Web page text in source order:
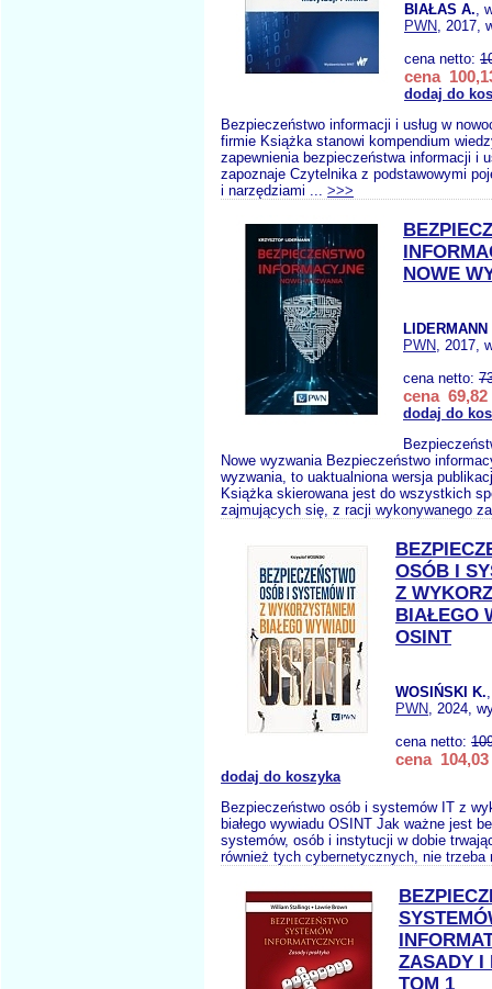
BIAŁAS A.,
PWN, 2017,
cena netto:
cena
dodaj do
Bezpieczeństwo informacji i usług w
firmie Książka stanowi kompendium
zapewnienia bezpieczeństwa informacji i
zapoznaje Czytelnika z podstawowymi
i narzędziami ... >>>
NOWE
LIDERMANN
PWN, 2017,
cena netto:
cena 69,82
dodaj do
Nowe wyzwania Bezpieczeństwo
wyzwania, to uaktualniona wersja
Książka skierowana jest do wszystkich
zajmujących się, z racji wykonywanego
OSÓB I
Z
BIAŁEGO
OSINT
WOSIŃSKI K.
PWN, 2024,
cena netto:
cena 104,03
dodaj do koszyka
Bezpieczeństwo osób i systemów IT z
białego wywiadu OSINT Jak ważne jest
systemów, osób i instytucji w dobie
również tych cybernetycznych, nie
ZASADY I
TOM 1